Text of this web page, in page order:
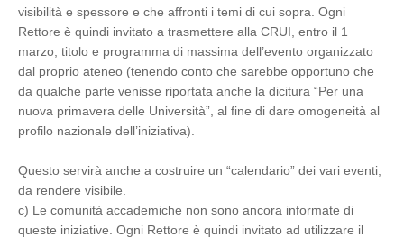
visibilità e spessore e che affronti i temi di cui sopra. Ogni
Rettore è quindi invitato a trasmettere alla CRUI, entro il 1
marzo, titolo e programma di massima dell’evento organizzato
dal proprio ateneo (tenendo conto che sarebbe opportuno che
da qualche parte venisse riportata anche la dicitura “Per una
nuova primavera delle Università”, al fine di dare omogeneità al
profilo nazionale dell’iniziativa).
Questo servirà anche a costruire un “calendario” dei vari eventi,
da rendere visibile.
c) Le comunità accademiche non sono ancora informate di
queste iniziative. Ogni Rettore è quindi invitato ad utilizzare il